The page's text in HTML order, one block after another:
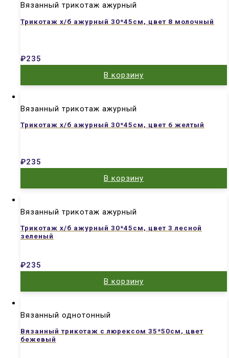
Вязанный трикотаж ажурный
Трикотаж х/б ажурный 30*45см, цвет 8 молочный
₽235
В корзину
Вязанный трикотаж ажурный
Трикотаж х/б ажурный 30*45см, цвет 6 желтый
₽235
В корзину
Вязанный трикотаж ажурный
Трикотаж х/б ажурный 30*45см, цвет 3 лесной
зеленый
₽235
В корзину
Вязанный однотонный
Вязанный трикотаж с люрексом 35*50см, цвет
бежевый